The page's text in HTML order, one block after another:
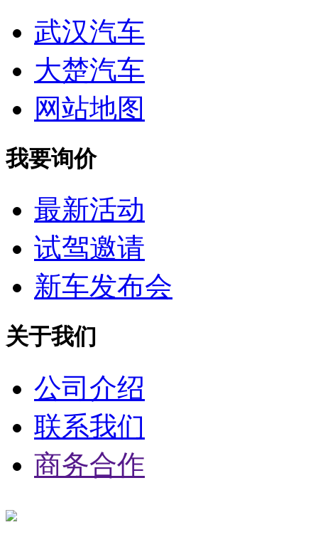
武汉汽车
大楚汽车
网站地图
我要询价
最新活动
试驾邀请
新车发布会
关于我们
公司介绍
联系我们
商务合作